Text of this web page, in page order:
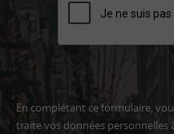
En complétant ce formulaire,
traite vos données personnelles